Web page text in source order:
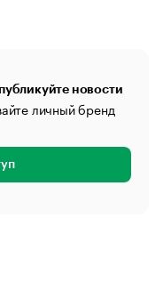
новости
личный бренд